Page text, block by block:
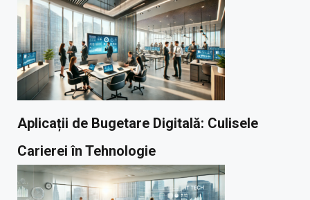
Aplicații de Bugetare Digitală: Culisele
Carierei în Tehnologie